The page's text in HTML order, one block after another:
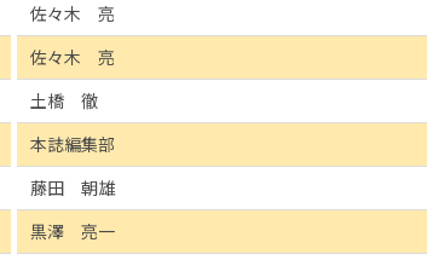
佐々木 亮
佐々木 亮
土橋 徹
本誌編集部
藤田 朝雄
黒澤 亮一